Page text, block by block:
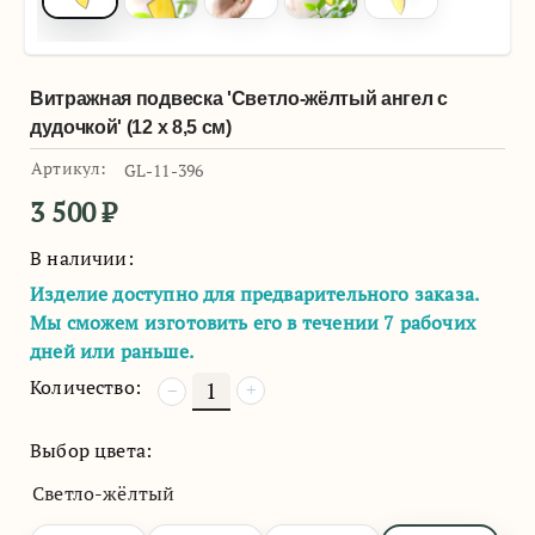
Витражная подвеска 'Светло-жёлтый ангел с
дудочкой' (12 х 8,5 см)
Артикул: GL-11-396
3 500₽
В наличии:
Изделие доступно для предварительного заказа.
Мы сможем изготовить его в течении 7 рабочих
дней или раньше.
Количество:
+
−
Выбор цвета:
Светло-жёлтый